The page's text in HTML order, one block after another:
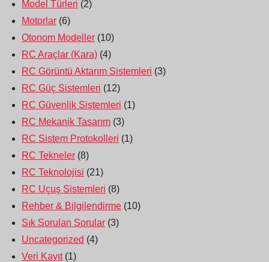
Model Türleri (2)
Motorlar (6)
Otonom Modeller (10)
RC Araçlar (Kara) (4)
RC Görüntü Aktarım Sistemleri (3)
RC Güç Sistemleri (12)
RC Güvenlik Sistemleri (1)
RC Mekanik Tasarım (3)
RC Sistem Protokolleri (1)
RC Tekneler (8)
RC Teknolojisi (21)
RC Uçuş Sistemleri (8)
Rehber & Bilgilendirme (10)
Sık Sorulan Sorular (3)
Uncategorized (4)
Veri Kayıt(1)